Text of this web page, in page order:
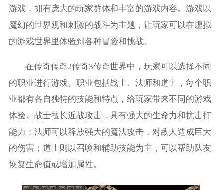
游戏，拥有庞大的玩家群体和丰富的游戏内容。游戏以
魔幻的世界观和刺激的战斗为主题，让玩家可以在虚拟
的游戏世界里体验到各种冒险和挑战。
在传奇传奇2传奇3传奇世界中，玩家可以选择不同
的职业进行游戏。职业包括战士、法师和道士，每个职
业都有各自独特的技能和特点，给玩家带来不同的游戏
体验。战士擅长近战攻击，具有强大的生命力和抗击打
能力；法师可以释放强大的魔法攻击，对敌人造成巨大
的伤害；道士则以召唤和辅助技能为主，可以帮助队友
恢复生命值或增加属性。